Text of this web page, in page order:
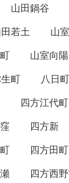
山田鍋谷
若土
山室
山室向
町 八日町
四方江代町
四方新
四方田町
四方西